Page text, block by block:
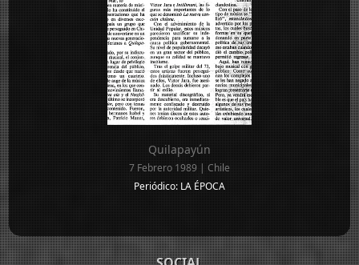
Quilapayún
7 Febrero 1989 | Chile
Periódico: LA ÉPOCA